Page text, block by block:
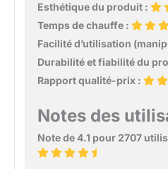
Esthétique du produit :
Temps de chauffe :
Facilité d’utilisation
Durabilité et fiabilité du
Rapport qualité-prix :
Notes des
Note de 4.1 pour 2707